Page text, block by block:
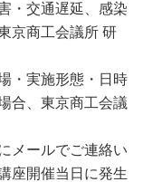
・交通遅延、感染
京商工会議所 研
・実施形態・日時
合、東京商工会議
メールでご連絡い
座開催当日に発生